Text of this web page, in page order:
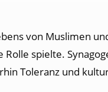
von Muslimen
spielte.
Toleranz und